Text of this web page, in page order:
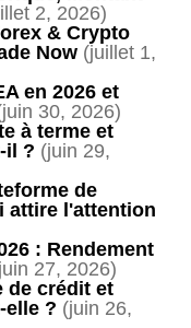
2, 2026)
& Crypto
Now (juillet 1,
en 2026 et
30, 2026)
à terme et
il ? (juin 29,
de
attire l'attention
: Rendement
27, 2026)
de crédit et
elle ? (juin 26,